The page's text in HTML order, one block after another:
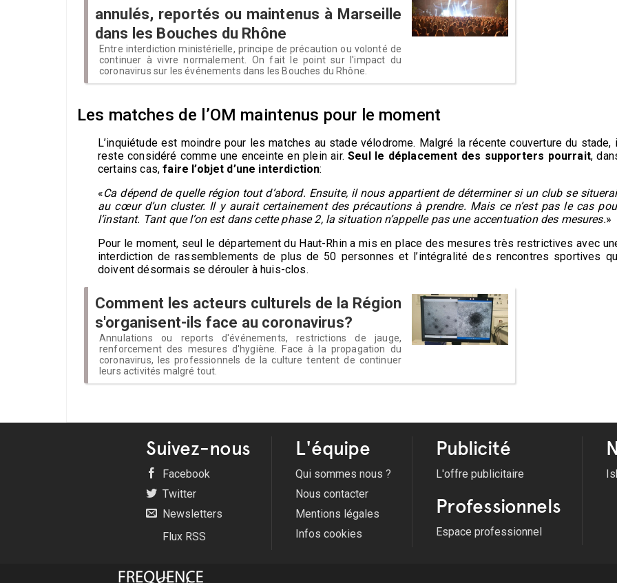
annulés, reportés ou maintenus à Marseille
dans les Bouches du Rhône
Entre interdiction ministérielle, principe de précaution ou volonté de
continuer à vivre normalement. On fait le point sur l'impact du
coronavirus sur les événements dans les Bouches du Rhône.
Les matches de l’OM maintenus pour le moment
L’inquiétude est moindre pour les matches au stade vélodrome. Malgré la récente couverture du stade,
reste considéré comme une enceinte en plein air.Seul le déplacement des supporters pourrait,
certains cas,faire l’objet d’une interdiction:
«Ca dépend de quelle région tout d’abord. Ensuite, il nous appartient de déterminer si un club se
au cœur d’un cluster. Il y aurait certainement des précautions à prendre. Mais ce n’est pas le cas
l’instant. Tant que l’on est dans cette phase 2, la situation n’appelle pas une accentuation des mesures.»
Pour le moment, seul le département du Haut-Rhin a mis en place des mesures très restrictives avec
interdiction de rassemblements de plus de 50 personnes et l’intégralité des rencontres sportives
doivent désormais se dérouler à huis-clos.
Comment les acteurs culturels de la Région
s'organisent-ils face au coronavirus?
Annulations ou reports d'événements, restrictions de jauge,
renforcement des mesures d'hygiène. Face à la propagation du
coronavirus, les professionnels de la culture tentent de continuer
leurs activités malgré tout.
Suivez-nous
Facebook
Twitter
Newsletters
Flux RSS
L'équipe
Qui sommes nous ?
Nous contacter
Mentions légales
Infos cookies
Publicité
L'offre publicitaire
Professionnels
Espace professionnel